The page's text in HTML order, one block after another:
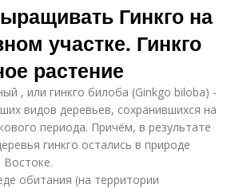
Гинкго на
участке. Гинкго
растение
, или гинкго билоба (Ginkgo biloba) -
видов деревьев, сохранившихся на
периода. Причём, в результате
гинкго остались в природе
обитания (на территории